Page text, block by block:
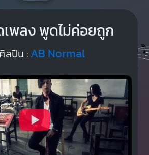
พลง พูดไม่ค่อยถูก
ศิลปิน : AB Normal